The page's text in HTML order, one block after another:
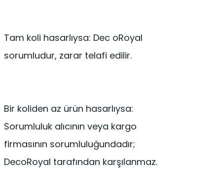
Tam koli hasarlıysa: Dec oRoyal
sorumludur, zarar telafi edilir.
Bir koliden az ürün hasarlıysa:
Sorumluluk alıcının veya kargo
firmasının sorumluluğundadır;
DecoRoyal tarafından karşılanmaz.